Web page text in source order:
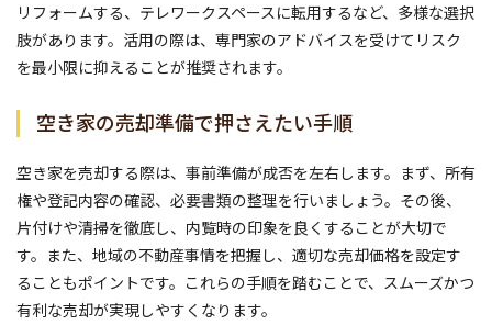
リフォームする、テレワークスペースに転用するなど、多様な選択
肢があります。活用の際は、専門家のアドバイスを受けてリスク
を最小限に抑えることが推奨されます。
空き家の売却準備で押さえたい手順
空き家を売却する際は、事前準備が成否を左右します。まず、所有
権や登記内容の確認、必要書類の整理を行いましょう。その後、
片付けや清掃を徹底し、内覧時の印象を良くすることが大切で
す。また、地域の不動産事情を把握し、適切な売却価格を設定す
ることもポイントです。これらの手順を踏むことで、スムーズかつ
有利な売却が実現しやすくなります。